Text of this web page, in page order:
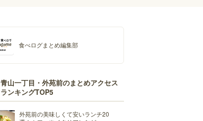
食べログまとめ編集部
青山一丁目・外苑前のまとめアクセス
ランキングTOP5
外苑前の美味しくて安いランチ20